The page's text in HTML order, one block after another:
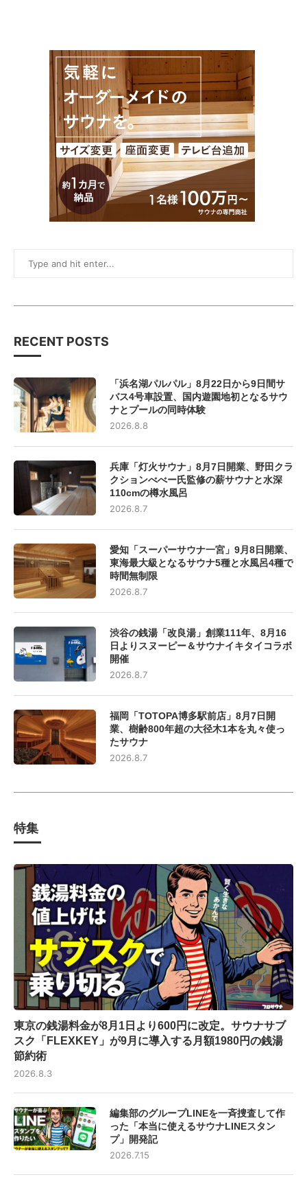
RECENT POSTS
「浜名湖パルパル」8月22日から9日間サ
バス4号車設置、国内遊園地初となるサウ
ナとプールの同時体験
2026.8.8
兵庫「灯火サウナ」8月7日開業、野田クラ
クションべべー氏監修の薪サウナと水深
110cmの樽水風呂
2026.8.7
愛知「スーパーサウナ一宮」9月8日開業、
東海最大級となるサウナ5種と水風呂4種で
時間無制限
2026.8.7
渋谷の銭湯「改良湯」創業111年、8月16
日よりスヌーピー＆サウナイキタイコラボ
開催
2026.8.7
福岡「TOTOPA博多駅前店」8月7日開
業、樹齢800年超の大径木1本を丸々使っ
たサウナ
2026.8.7
特集
東京の銭湯料金が8月1日より600円に改定。サウナサブ
スク「FLEXKEY」が9月に導入する月額1980円の銭湯
節約術
2026.8.3
編集部のグループLINEを一斉捜査して作
った「本当に使えるサウナLINEスタン
プ」開発記
2026.7.15